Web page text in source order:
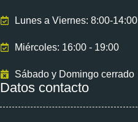
Lunes a Viernes: 8:00-14:00
Miércoles: 16:00 - 19:00
Sábado y Domingo cerrado
Datos contacto